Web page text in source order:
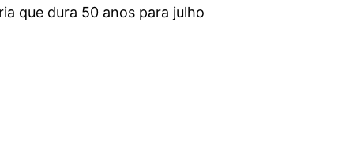
que dura 50 anos para julho